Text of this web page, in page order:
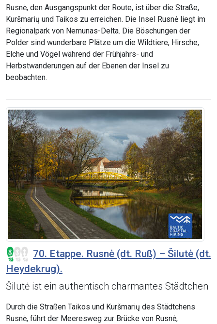
Rusnė, den Ausgangspunkt der Route, ist über die Straße,
Kuršmarių und Taikos zu erreichen. Die Insel Rusnė liegt im
Regionalpark von Nemunas-Delta. Die Böschungen der
Polder sind wunderbare Plätze um die Wildtiere, Hirsche,
Elche und Vögel während der Frühjahrs- und
Herbstwanderungen auf der Ebenen der Insel zu
beobachten.
70. Etappe. Rusnė (dt. Ruß) – Šilutė (dt.
Heydekrug).
Šilutė ist ein authentisch charmantes Städtchen
Durch die Straßen Taikos und Kuršmarių des Städtchens
Rusnė, führt der Meeresweg zur Brücke von Rusnė,